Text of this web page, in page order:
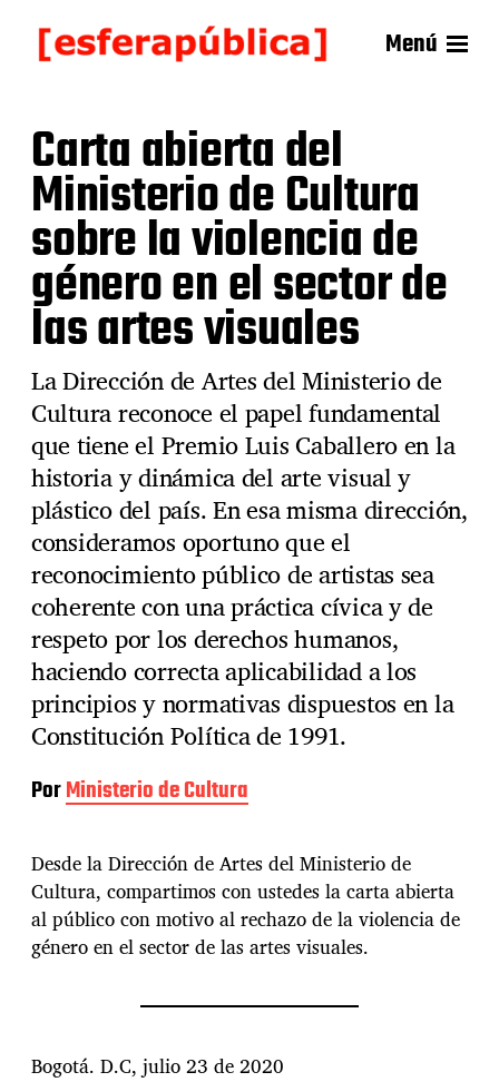
Menú
Carta abierta del
Ministerio de Cultura
sobre la violencia de
género en el sector de
las artes visuales
La Dirección de Artes del Ministerio de
Cultura reconoce el papel fundamental
que tiene el Premio Luis Caballero en la
historia y dinámica del arte visual y
plástico del país. En esa misma dirección,
consideramos oportuno que el
reconocimiento público de artistas sea
coherente con una práctica cívica y de
respeto por los derechos humanos,
haciendo correcta aplicabilidad a los
principios y normativas dispuestos en la
Constitución Política de 1991.
PorMinisterio de Cultura
Desde la Dirección de Artes del Ministerio de
Cultura, compartimos con ustedes la carta abierta
al público con motivo al rechazo de la violencia de
género en el sector de las artes visuales.
Bogotá. D.C, julio 23 de 2020